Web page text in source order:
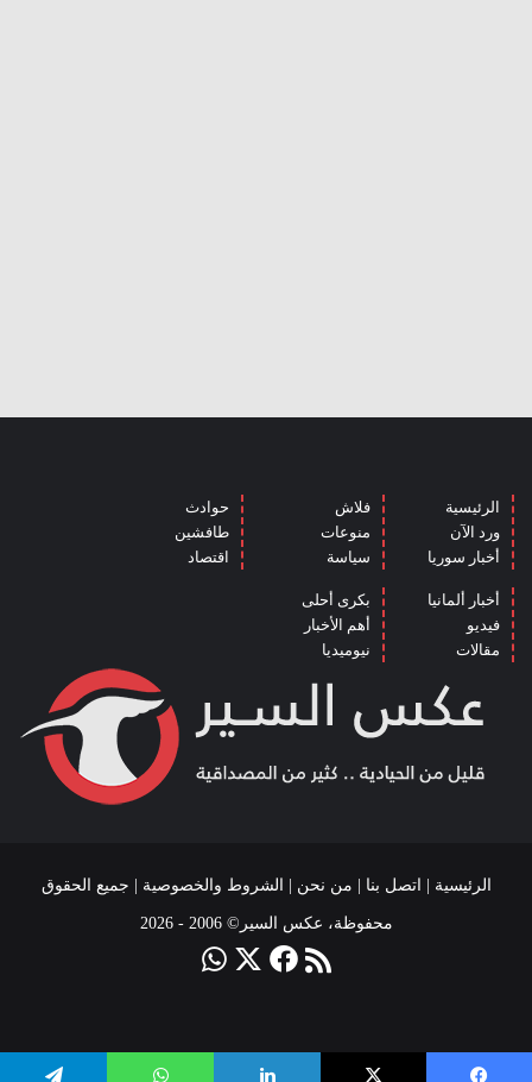
الرئيسية
ورد الآن
أخبار سوريا
فلاش
منوعات
سياسة
حوادث
طافشين
اقتصاد
أخبار ألمانيا
فيديو
مقالات
بكرى أحلى
أهم الأخبار
نيوميديا
الرئيسية اتصل بنا من نحن الشروط والخصوصية | جميع الحقوق
محفوظة، عكس السير© 2006 - 2026